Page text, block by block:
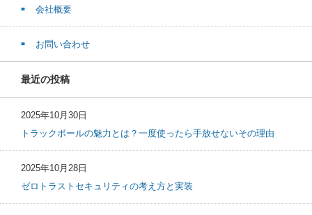
会社概要
お問い合わせ
最近の投稿
2025年10月30日
トラックボールの魅力とは？一度使ったら手放せないその理由
2025年10月28日
ゼロトラストセキュリティの考え方と実装